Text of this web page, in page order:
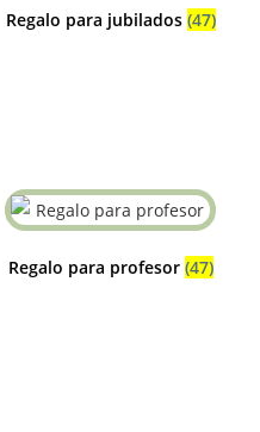
Regalo para jubilados (47)
Regalo para profesor (47)